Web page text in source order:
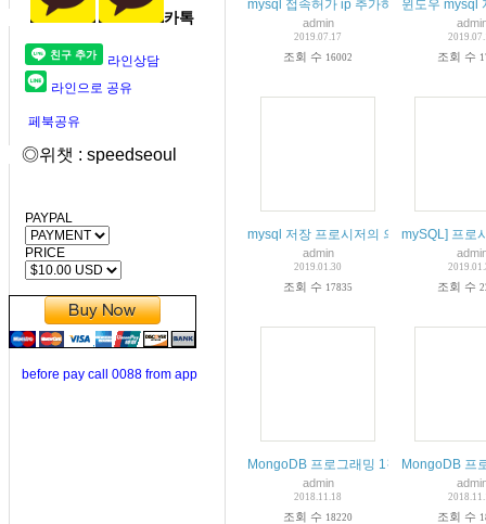
카톡
라인상담
라인으로 공유
페북공유
◎위챗 : speedseoul
PAYPAL
PRICE
before pay call 0088 from app
mysql 접속허가 ip 추가하기 간단하게 쉽
admin
2019.07.17
조회 수 16002
윈도우 mysql
조회 수
mysql 저장 프로시저의 의미와 작성 방법
admin
2019.01.30
조회 수 17835
mySQL] 프로
조회 수
MongoDB 프로그래밍 1강 클라우드/빅
admin
2018.11.18
조회 수 18220
MongoDB 프
조회 수